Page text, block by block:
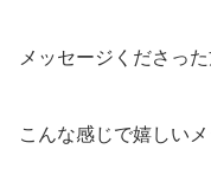
メッセージくださっ
こんな感じで嬉しい